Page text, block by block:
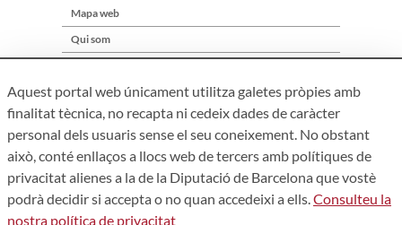
Mapa web
Qui som
Aquest portal web únicament utilitza galetes pròpies amb
finalitat tècnica, no recapta ni cedeix dades de caràcter
personal dels usuaris sense el seu coneixement. No obstant
això, conté enllaços a llocs web de tercers amb polítiques de
privacitat alienes a la de la Diputació de Barcelona que vostè
podrà decidir si accepta o no quan accedeixi a ells.Consulteu la
nostra política de privacitat